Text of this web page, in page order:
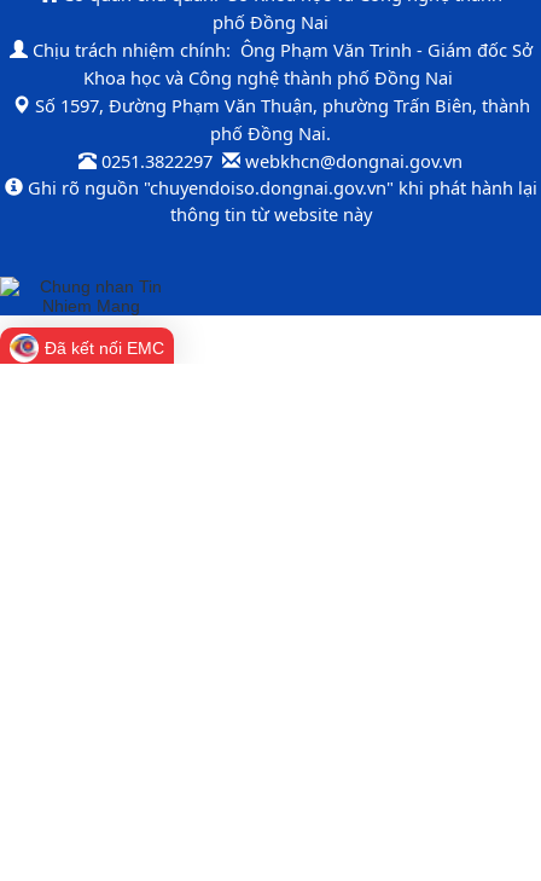
phố Đồng Nai
Chịu trách nhiệm chính: Ông Phạm Văn Trinh - Giám đốc Sở
Khoa học và Công nghệ thành phố Đồng Nai
​Số 1597, Đường Phạm Văn Thuận, phường Trấn Biên, thành
phố Đồng Nai.​
0251.3822297 ​
​ webkhcn​​@dongnai.gov.vn​
​Ghi rõ nguồn "chuyendoiso​.dongnai.gov.vn" khi phát hành lại
thông tin từ website này​
Đã kết nối EMC